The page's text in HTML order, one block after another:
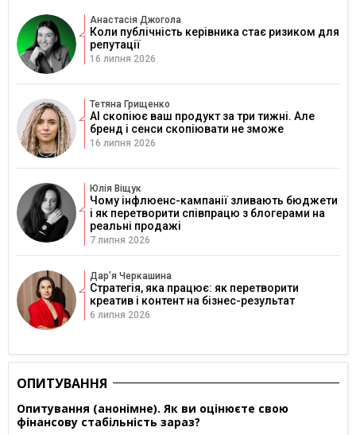
Анастасія Джогола
Коли публічність керівника стає ризиком для
репутації
16 липня 2026
Тетяна Грищенко
AI скопіює ваш продукт за три тижні. Але
бренд і сенси скопіювати не зможе
16 липня 2026
Юлія Віщук
Чому інфлюенс-кампанії зливають бюджети
і як перетворити співпрацю з блогерами на
реальні продажі
7 липня 2026
Дарʼя Черкашина
Стратегія, яка працює: як перетворити
креатив і контент на бізнес-результат
6 липня 2026
ОПИТУВАННЯ
Опитування (анонімне). Як ви оцінюєте свою
фінансову стабільність зараз?